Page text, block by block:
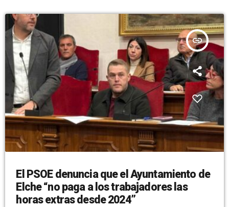
insert_link
El PSOE denuncia que el Ayuntamiento de
Elche “no paga a los trabajadores las
horas extras desde 2024”